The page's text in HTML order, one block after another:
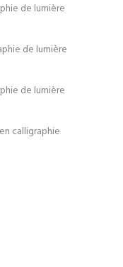
de lumière
de lumière
de lumière
calligraphie